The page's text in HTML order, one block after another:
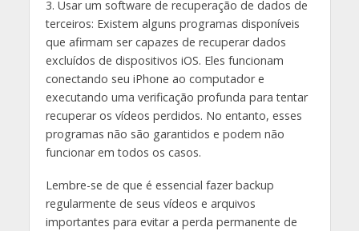
3. Usar um software de recuperação de dados de
terceiros: Existem alguns programas disponíveis
que afirmam ser capazes de recuperar dados
excluídos de dispositivos iOS. Eles funcionam
conectando seu iPhone ao computador e
executando uma verificação profunda para tentar
recuperar os vídeos perdidos. No entanto, esses
programas não são garantidos e podem não
funcionar em todos os casos.
Lembre-se de que é essencial fazer backup
regularmente de seus vídeos e arquivos
importantes para evitar a perda permanente de